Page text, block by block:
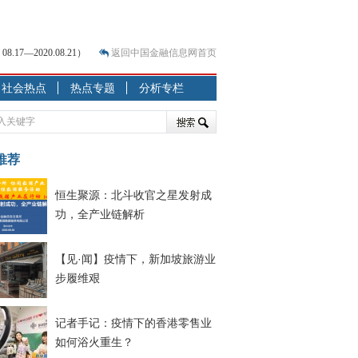
）
之旅
）
跷板” 结构性失衡藏
下行
弱
析
）
返回中国金融信息网首页
社会热点 热点专题 分析专栏
荐
恒生聚源：北斗收官之星发射成
功，全产业链解析
【见·闻】疫情下，新加坡旅游业
步履维艰
记者手记：疫情下的香港零售业
如何浴火重生？